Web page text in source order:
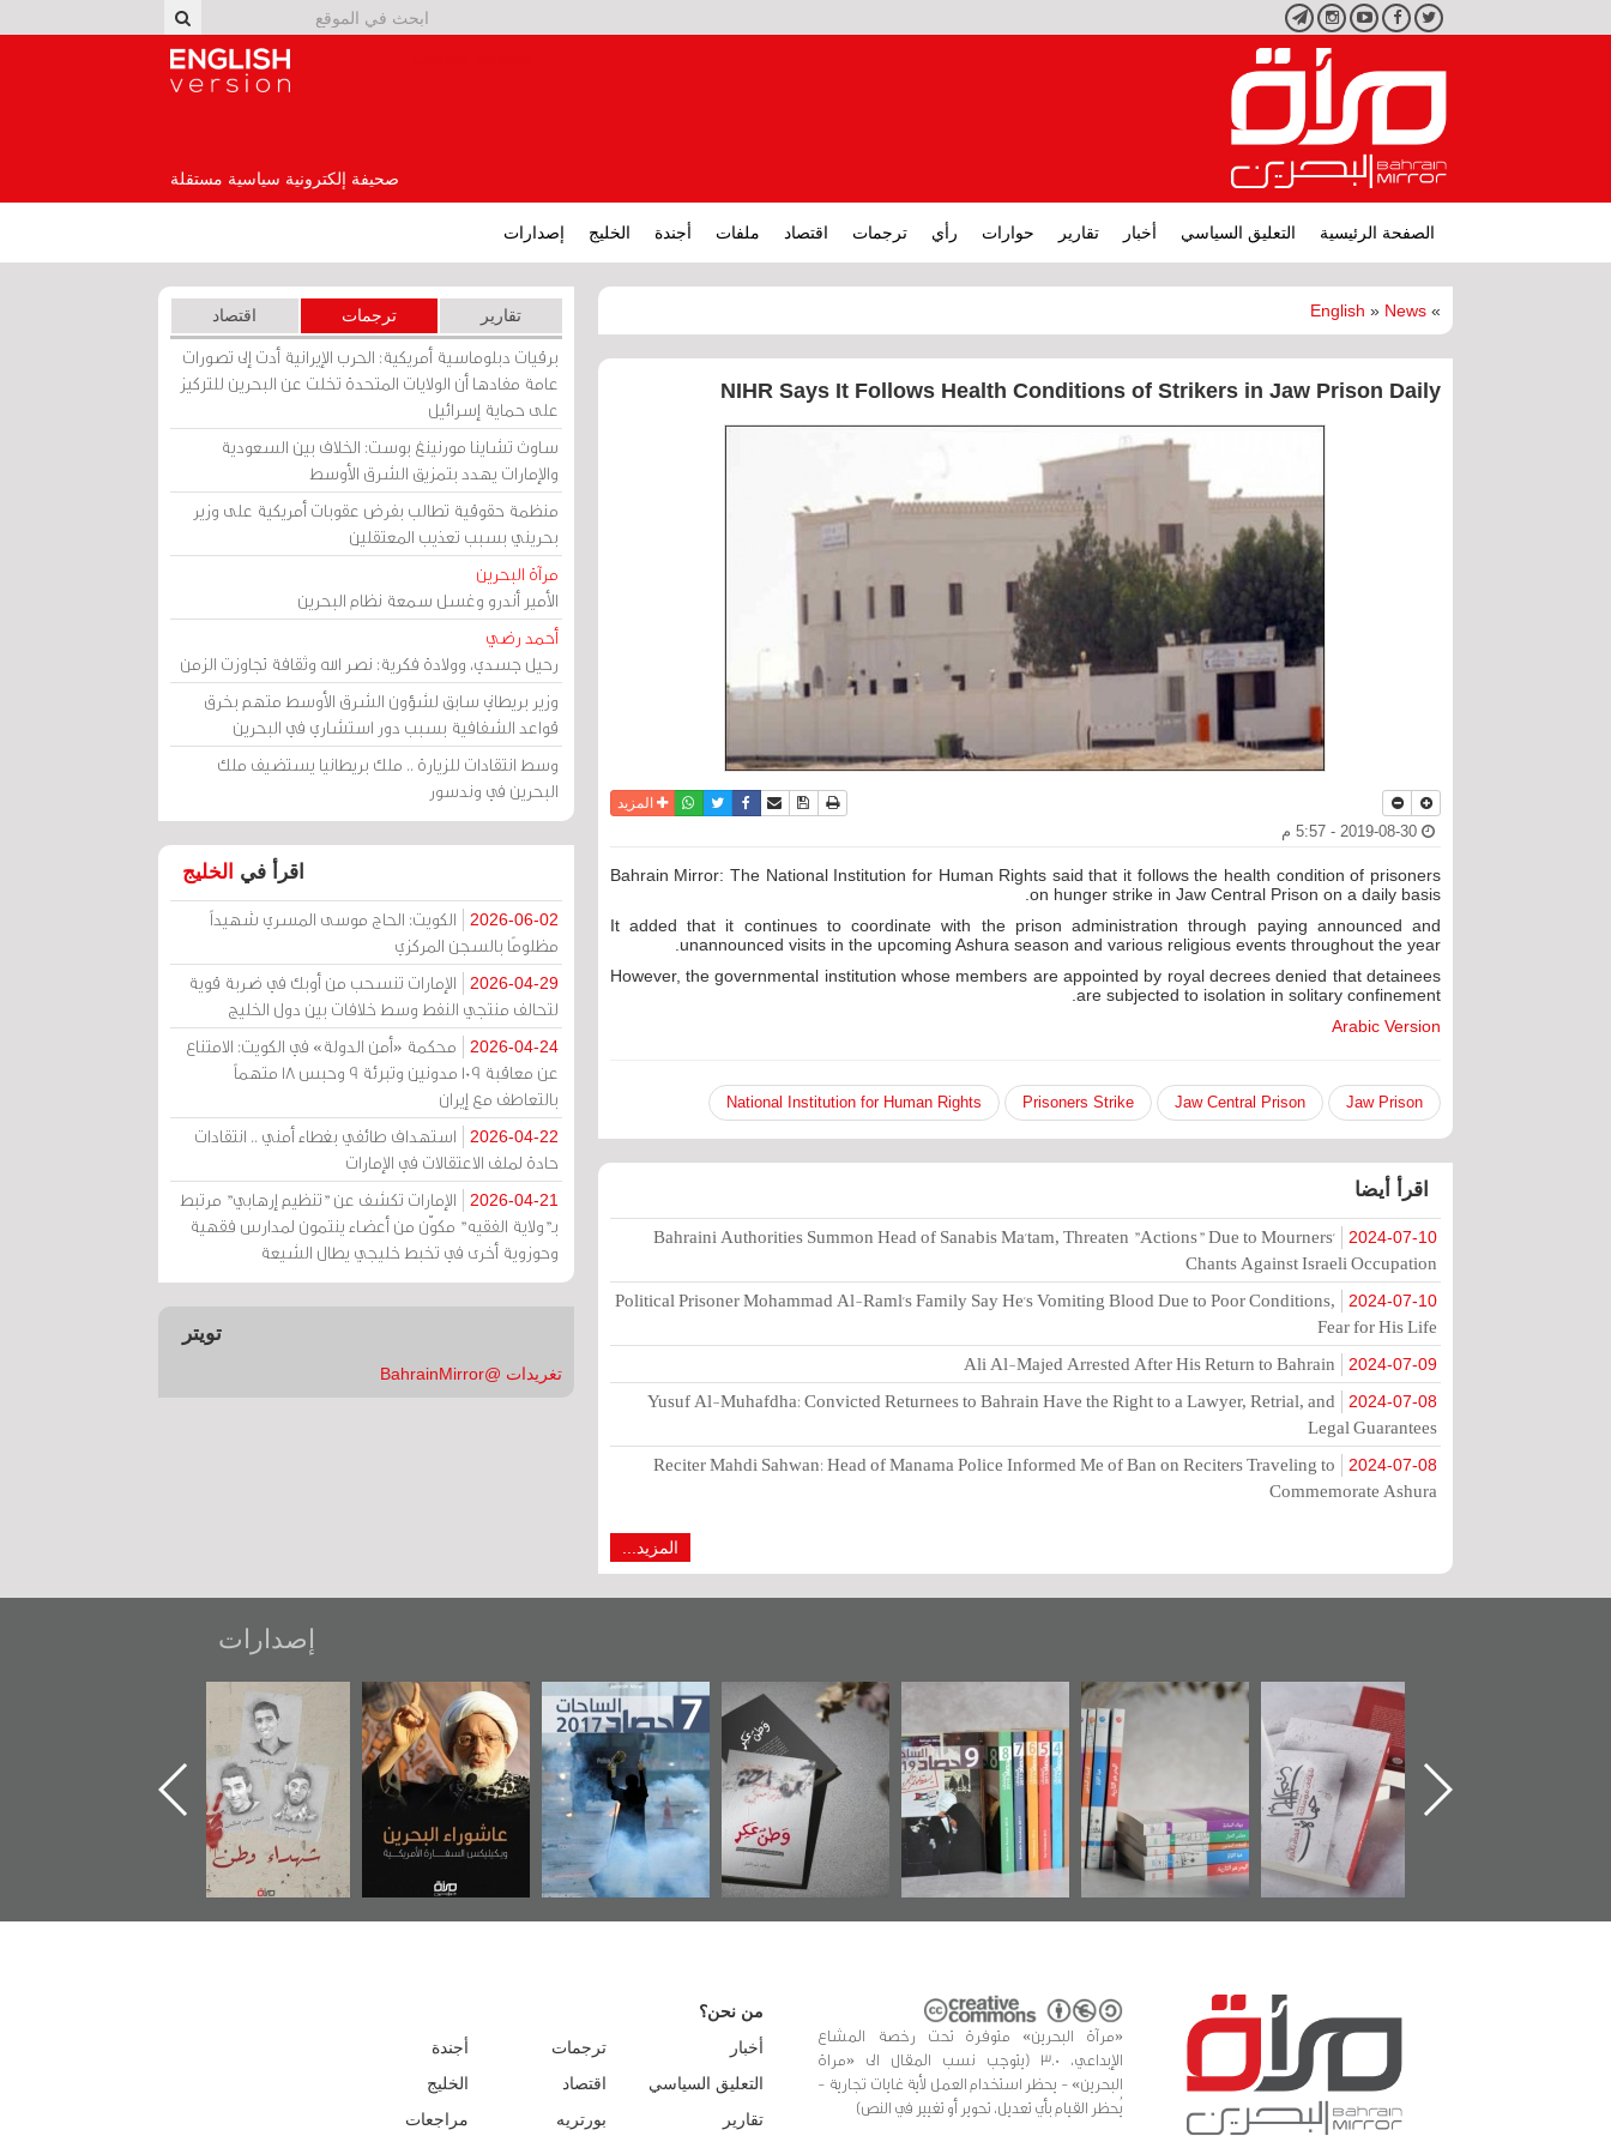
تويتر فيسبوكيوتيوبانستجرامتليجرام
صحيفة إلكترونية سياسية مستقلة
الصفحة الرئيسية التعليق السياسي أخبار تقارير حوارات رأي ترجمات اقتصاد ملفات أجندة الخليج إصدارات
»
English » News
NIHR Says It Follows Health Conditions of Strikers in Jaw Prison Daily
نسخة للطباعة
حفظ الموضوع
أرسل الى صديق
فيسبوكتويترواتسابالمزيد
Bahrain Mirror: The National Institution for Human Rights said that it follows the health condition of prisoners
on hunger strike in Jaw Central Prison on a daily basis.
It added that it continues to coordinate with the prison administration through paying announced and
unannounced visits in the upcoming Ashura season and various religious events throughout the year.
However, the governmental institution whose members are appointed by royal decrees denied that detainees
are subjected to isolation in solitary confinement.
Arabic Version
Jaw Prison
Jaw Central Prison
Prisoners Strike
National Institution for Human Rights
اقرأ أيضا
2024-07-10
Bahraini Authorities Summon Head of Sanabis Ma'tam, Threaten "Actions" Due to Mourners'
Chants Against Israeli Occupation
2024-07-10
Political Prisoner Mohammad Al-Raml's Family Say He's Vomiting Blood Due to Poor Conditions,
Fear for His Life
2024-07-09
Ali Al-Majed Arrested After His Return to Bahrain
2024-07-08
Yusuf Al-Muhafdha: Convicted Returnees to Bahrain Have the Right to a Lawyer, Retrial, and
Legal Guarantees
2024-07-08
Reciter Mahdi Sahwan: Head of Manama Police Informed Me of Ban on Reciters Traveling to
Commemorate Ashura
المزيد...
تقارير ترجمات اقتصاد
برقيات دبلوماسية أمريكية: الحرب الإيرانية أدت إلى تصورات
عامة مفادها أن الولايات المتحدة تخلت عن البحرين للتركيز
على حماية إسرائيل
ساوث تشاينا مورنينغ بوست: الخلاف بين السعودية
والإمارات يهدد بتمزيق الشرق الأوسط
منظمة حقوقية تطالب بفرض عقوبات أمريكية على وزير
بحريني بسبب تعذيب المعتقلين
مرآة البحرين
الأمير أندرو وغسل سمعة نظام البحرين
أحمد رضي
رحيل جسدي، وولادة فكرية: نصر الله وثقافة تجاوزت الزمن
وزير بريطاني سابق لشؤون الشرق الأوسط متهم بخرق
قواعد الشفافية بسبب دور استشاري في البحرين
وسط انتقادات للزيارة .. ملك بريطانيا يستضيف ملك
البحرين في وندسور
اقرأ في الخليج
2026-06-02
الكويت: الحاج موسى المسري شهيداً
مظلومًا بالسجن المركزي
2026-04-29
الإمارات تنسحب من أوبك في ضربة قوية
لتحالف منتجي النفط وسط خلافات بين دول الخليج
2026-04-24
محكمة «أمن الدولة» في الكويت: الامتناع
عن معاقبة 109 مدونين وتبرئة 9 وحبس 18 متهماً
بالتعاطف مع إيران
2026-04-22
استهداف طائفي بغطاء أمني .. انتقادات
حادة لملف الاعتقالات في الإمارات
2026-04-21
الإمارات تكشف عن "تنظيم إرهابي" مرتبط
بـ"ولاية الفقيه" مكوّن من أعضاء ينتمون لمدارس فقهية
وحوزوية أخرى في تخبط خليجي يطال الشيعة
تويتر
تغريدات @BahrainMirror
إصدارات
السهلاوي في ذكراه
"حماة الباب الأخير":
الإصدار الأول عن
اعتصام الدراز
وأحداث ساحة
الفداء لمركز أوال
للدراسات والتوثيق
تصنيف موضوعي
للوثائق البريطانية
يقدمه «مركز أوال»
في سلسلة من 5
كتب
تصدر حصاد
الساحات 2019
«وطن عكر» رواية
جديدة لمعتقل
عسكري تصدر عن
«مرآة البحرين»
حصاد 2017
عاشوراء البحرين...
ويكيليكس السفارة
الأمريكية
شهداء وطن
«مرآة البحرين» متوفرة تحت رخصة المشاع
الإبداعي، 3.0 (يتوجب نسب المقال الى «مراة
البحرين» - يحظر استخدام العمل لأية غايات تجارية -
يُحظر القيام بأي تعديل، تحوير أو تغيير في النص)
من نحن؟
أخبار
التعليق السياسي
تقارير
ترجمات
اقتصاد
بورتريه
أجندة
الخليج
مراجعات